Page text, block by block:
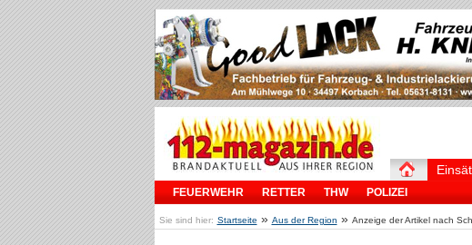
FEUERWEHR RETTER THW POLIZEI
Sie sind hier: Startseite » Aus der Region » Anzeige der Artikel nach